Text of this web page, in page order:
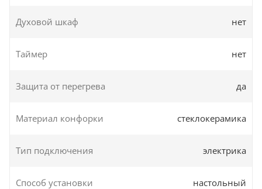
Духовой шкаф нет
Таймер нет
Защита от перегрева да
Материал конфорки стеклокерамика
Тип подключения электрика
Способ установки настольный